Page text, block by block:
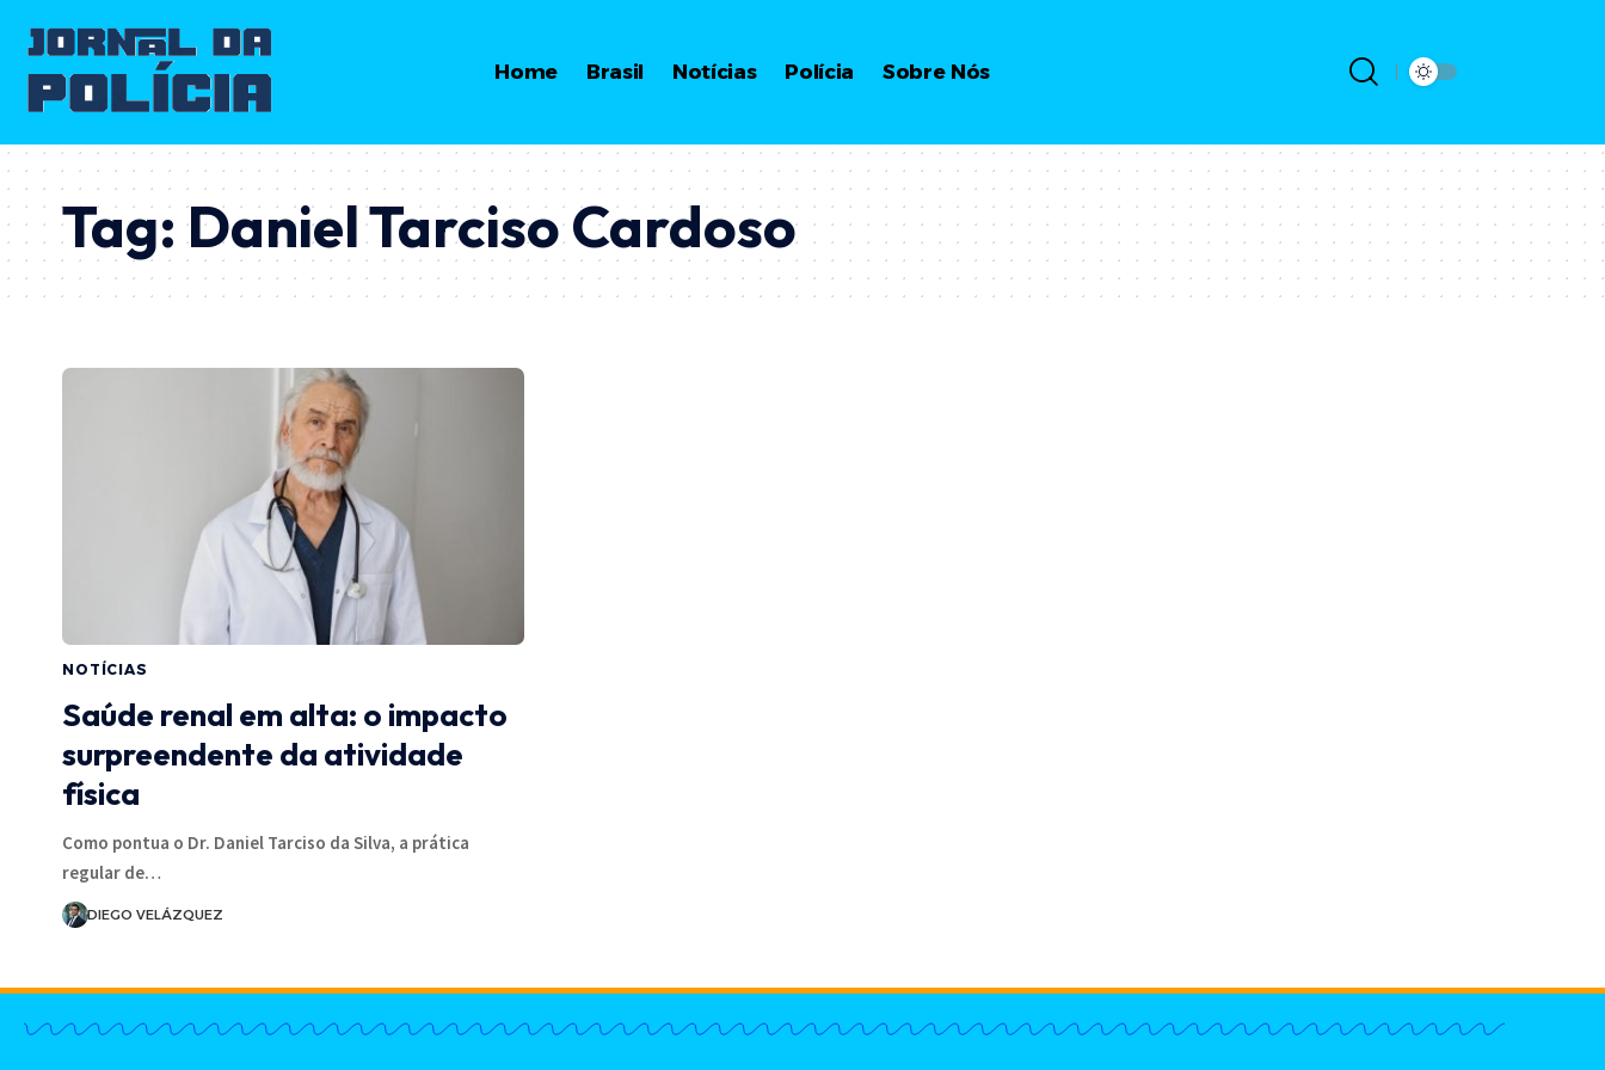
Home Brasil Notícias Polícia Sobre Nós
Tag:Daniel Tarciso Cardoso
NOTÍCIAS
Saúde renal em alta: o impacto
surpreendente da atividade
física
Como pontua o Dr. Daniel Tarciso da Silva, a prática
regular de…
DIEGO VELÁZQUEZ